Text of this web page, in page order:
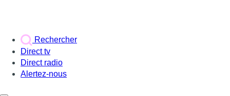
Rechercher
Direct tv
Direct radio
Alertez-nous